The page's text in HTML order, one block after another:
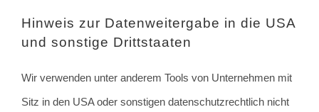
Hinweis zur Datenweitergabe in die USA
und sonstige Drittstaaten
Wir verwenden unter anderem Tools von Unternehmen mit
Sitz in den USA oder sonstigen datenschutzrechtlich nicht